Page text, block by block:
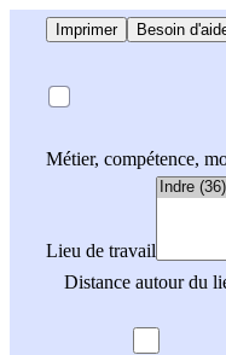
Imprimer Besoin
Métier, compétence,
Lieu de travail
Distance autour du